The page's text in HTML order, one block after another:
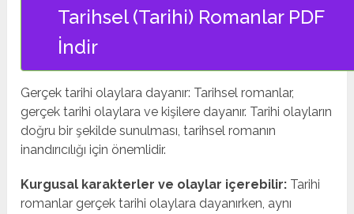
Tarihsel (Tarihi) Romanlar PDF
İndir
Gerçek tarihi olaylara dayanır: Tarihsel romanlar,
gerçek tarihi olaylara ve kişilere dayanır. Tarihi olayların
doğru bir şekilde sunulması, tarihsel romanın
inandırıcılığı için önemlidir.
Kurgusal karakterler ve olaylar içerebilir: Tarihi
romanlar gerçek tarihi olaylara dayanırken, aynı